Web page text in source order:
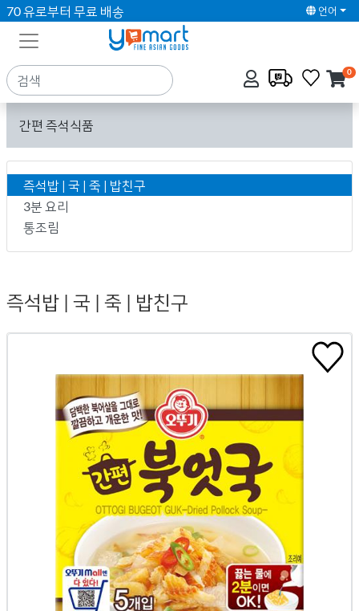
70 유로부터 무료 배송 언어
0
간편 즉석식품
즉석밥 | 국 | 죽 | 밥친구
3분 요리
통조림
즉석밥 | 국 | 죽 | 밥친구